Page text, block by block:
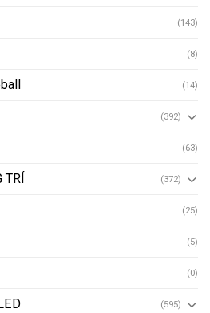
(143)
(8)
(14)
(392)
(63)
(372)
(25)
(5)
(0)
(595)